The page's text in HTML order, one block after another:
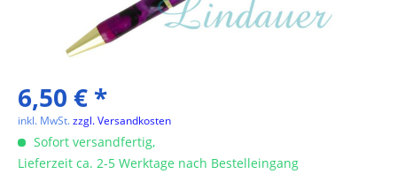
6,50 € *
inkl. MwSt.zzgl. Versandkosten
Sofort versandfertig,
Lieferzeit ca. 2-5 Werktage nach Bestelleingang